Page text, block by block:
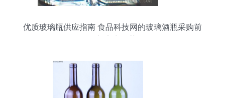
优质玻璃瓶供应指南 食品科技网的玻璃酒瓶采购前